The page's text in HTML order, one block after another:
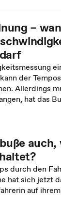
–
der
Allerdings
hat das
auch,
durch den
hat sich jetzt
auf